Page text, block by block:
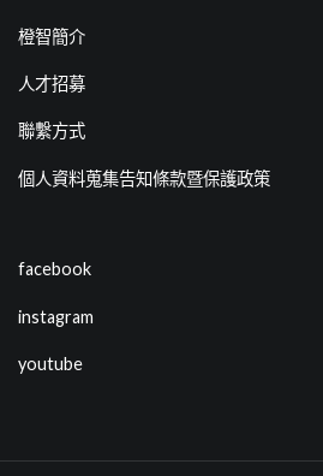
橙智簡介
人才招募
聯繫方式
個人資料蒐集告知條款暨保護政策
facebook
instagram
youtube